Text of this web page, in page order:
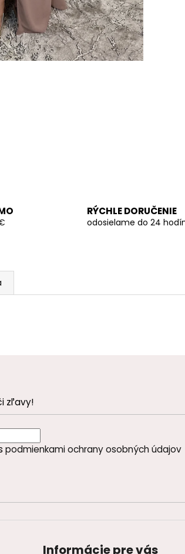
RÝCHLE DORUČENIE
odosielame do 24
zľavy!
podmienkami ochrany osobných údajov
Informácie pre vás